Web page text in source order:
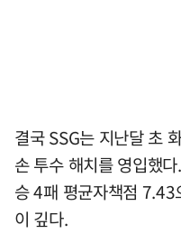
결국 SSG는 지난달 초
손 투수 해치를 영입했
승 4패 평균자책점 7.43
이 깊다.